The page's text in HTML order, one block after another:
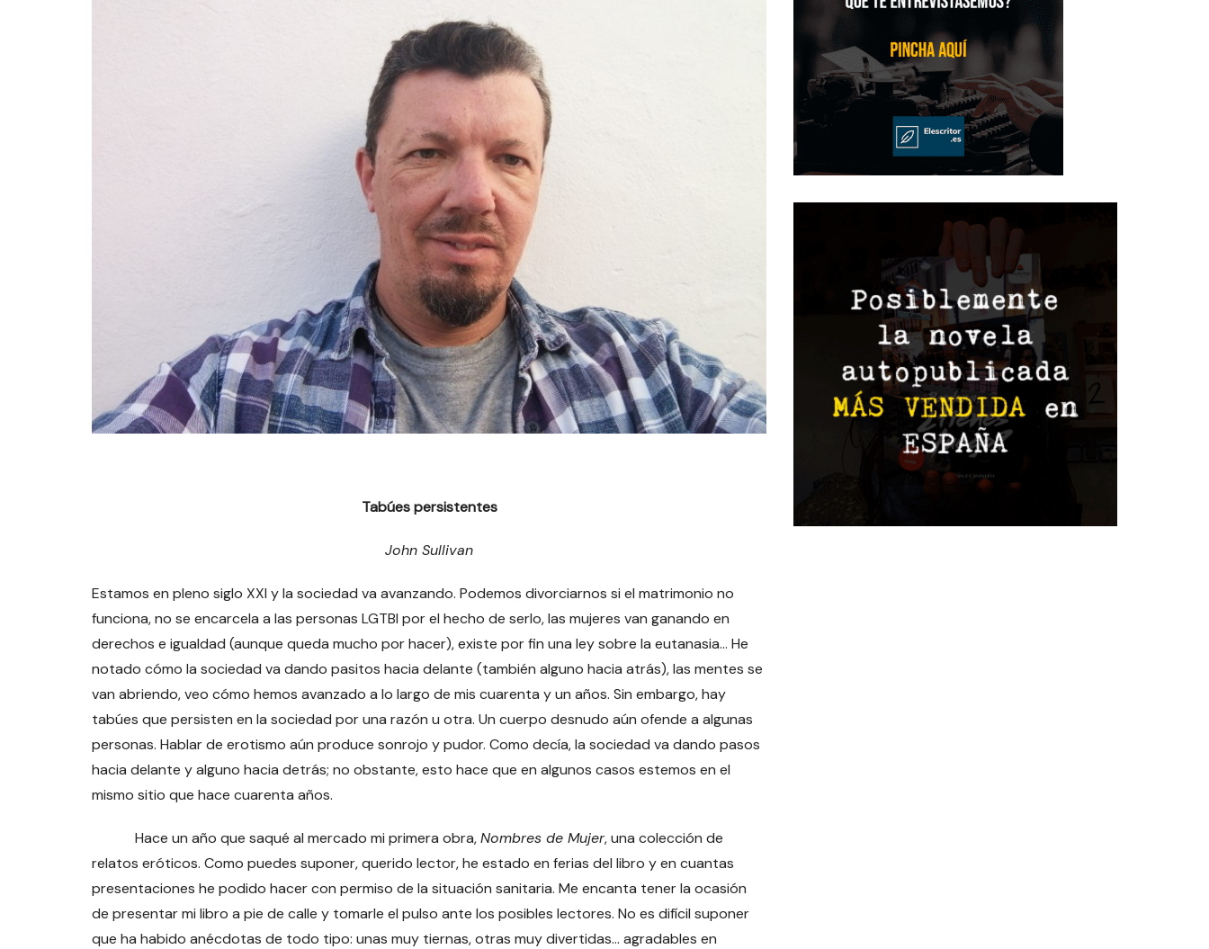
Tabúes persistentes
John Sullivan
Estamos en pleno siglo XXI y la sociedad va avanzando. Podemos divorciarnos si el matrimonio no
funciona, no se encarcela a las personas LGTBI por el hecho de serlo, las mujeres van ganando en
derechos e igualdad (aunque queda mucho por hacer), existe por fin una ley sobre la eutanasia… He
notado cómo la sociedad va dando pasitos hacia delante (también alguno hacia atrás), las mentes se
van abriendo, veo cómo hemos avanzado a lo largo de mis cuarenta y un años. Sin embargo, hay
tabúes que persisten en la sociedad por una razón u otra. Un cuerpo desnudo aún ofende a algunas
personas. Hablar de erotismo aún produce sonrojo y pudor. Como decía, la sociedad va dando pasos
hacia delante y alguno hacia detrás; no obstante, esto hace que en algunos casos estemos en el
mismo sitio que hace cuarenta años.
Hace un año que saqué al mercado mi primera obra,Nombres de Mujer, una colección de
relatos eróticos. Como puedes suponer, querido lector, he estado en ferias del libro y en cuantas
presentaciones he podido hacer con permiso de la situación sanitaria. Me encanta tener la ocasión
de presentar mi libro a pie de calle y tomarle el pulso ante los posibles lectores. No es difícil suponer
que ha habido anécdotas de todo tipo: unas muy tiernas, otras muy divertidas… agradables en